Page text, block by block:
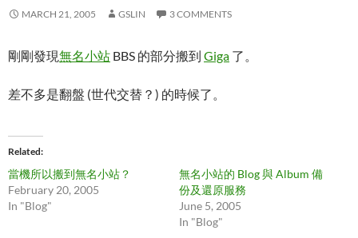
MARCH 21, 2005 GSLIN 3 COMMENTS
剛剛發現無名小站 BBS 的部分搬到 Giga 了。
差不多是翻盤 (世代交替？) 的時候了。
Related
當機所以搬到無名小站？
February 20, 2005
In "Blog"
無名小站的 Blog 與 Album 備
份及還原服務
June 5, 2005
In "Blog"